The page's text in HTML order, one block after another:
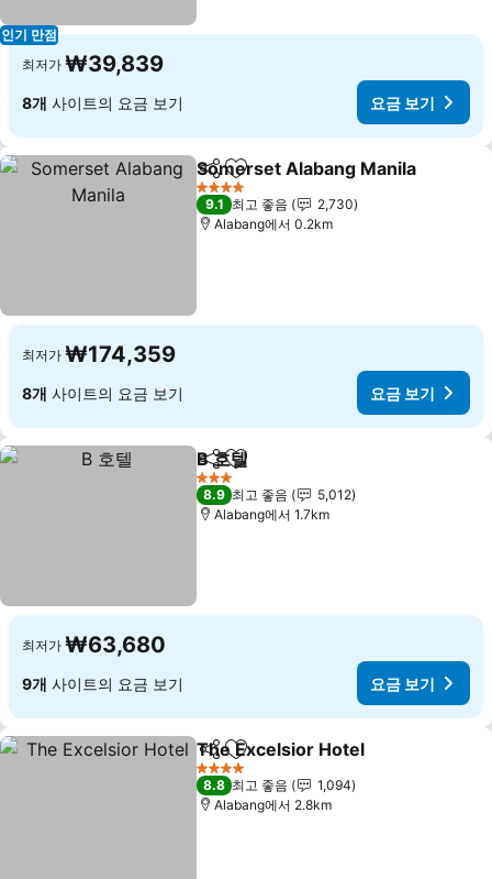
인기 만점
최저가 ₩39,839
8개 사이트의 요금 보기 요금 보기
공유 즐겨찾기에 추가
Somerset Alabang Manila
4 성급
9.1 최고 좋음
2,730
Alabang에서 0.2km
최저가 ₩174,359
8개 사이트의 요금 보기 요금 보기
공유 즐겨찾기에 추가
B 호텔
3 성급
8.9 최고 좋음
5,012
Alabang에서 1.7km
최저가 ₩63,680
9개 사이트의 요금 보기 요금 보기
공유 즐겨찾기에 추가
The Excelsior Hotel
4 성급
8.8 최고 좋음
1,094
Alabang에서 2.8km